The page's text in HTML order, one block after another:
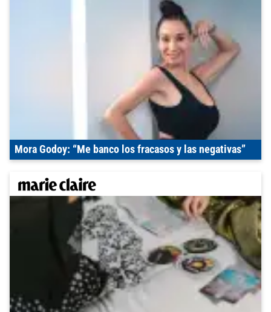
Mora Godoy: “Me banco los fracasos y las negativas”